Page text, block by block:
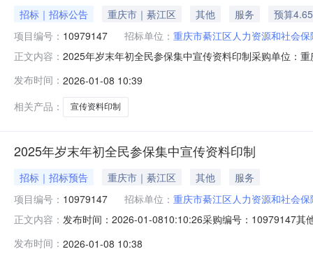
招标｜招标公告 重庆市｜綦江区 其他 服务
预算
项目编号： 10979147 招标单位： 重庆市綦江区人力资源和社会保
正文内容： 2025年岁末年初全民参保集中宣传资料印制采购单位：
发布时间： 2026-01-08 10:39
相关产品：
宣传资料印制
2025年岁末年初全民参保集中宣传资料印制
招标｜招标预告 重庆市｜綦江区 其他
服务
项目编号： 10979147 招标单位： 重庆市綦江区人力资源和社会保
正文内容： 发布时间：2026-01-0810:10:26采购编号：10979147其
发布时间： 2026-01-08 10:38